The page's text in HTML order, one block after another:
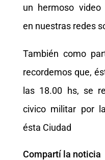
un hermoso
en nuestras redes
También como
recordemos que,
las 18.00 hs, se
civico militar por
ésta Ciudad
Compartí la noticia